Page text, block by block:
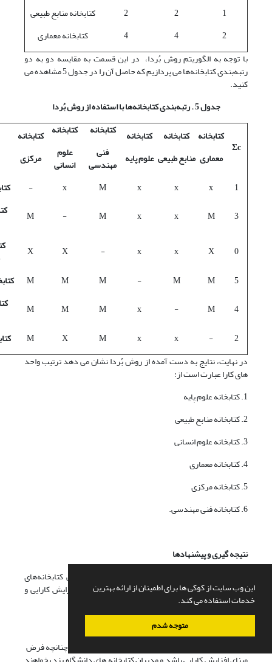
این وب سایت از کوکی ها برای اطمینان از ارائه بهترین
خدمات استفاده می کند.
متوجه شدم
1
2
2
کتابخانه منابع طبیعی
2
4
4
کتابخانه معماری
با توجه به الگوریتم روش بُردا، در این قسمت به مقایسه دو به دو
رتبه‌بندی کتابخانه‌ها می پردازیم که حاصل آن را در جدول 5 مشاهده می
کنید.
جدول 5 . رتبه‌بندی کتابخانه‌ها با استفاده از روش بُردا
Σc
کتابخانه
معماری
کتابخانه
منابع طبیعی
کتابخانه
علوم پایه
کتابخانه
فنی
مهندسی
کتابخانه
علوم
انسانی
کتابخانه
مرکزی
1
x
x
x
M
x
-
3
M
x
x
M
-
M
0
X
x
x
-
X
X
5
M
M
-
M
M
M
4
M
-
x
M
M
M
2
-
x
x
M
X
M
در نهایت، نتایج به دست آمده از روش بُردا نشان می دهد ترتیب واحد
های کارا عبارت است از:
1. کتابخانه علوم پایه
2. کتابخانه منابع طبیعی
3. کتابخانه علوم انسانی
4. کتابخانه معماری
5. کتابخانه مرکزی
6. کتابخانه فنی مهندسی.
نتیجه گیری و پیشنهادها
اکنون به ارائه نتایج به دست آمده از سنجش کارایی کتابخانه‌های
دانشگاه یزد پرداخته و درپایانپیشنهادهایی در جهت افزایش کارایی و
بهبود عملکرد آن ها ارائه می‌شود.
رتبه‌بندیهای انجام شده در بین کتابخانه ها نشان می‌دهد چنانچه فرض